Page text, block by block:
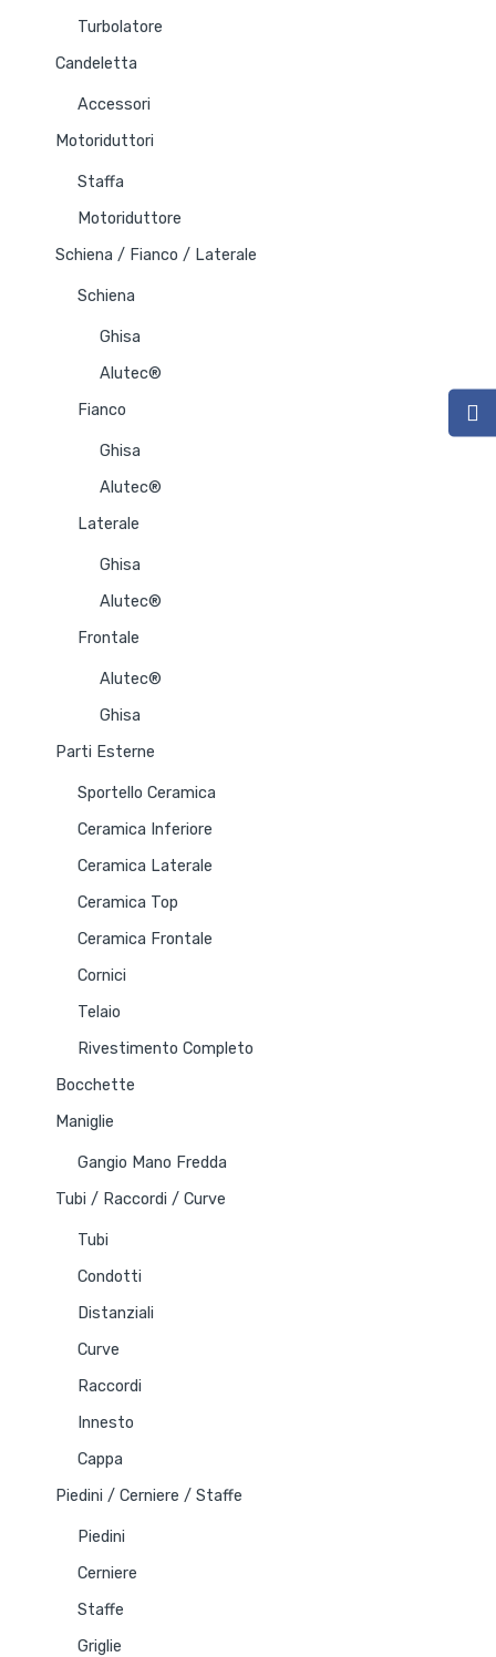
Turbolatore
Candeletta
Accessori
Motoriduttori
Staffa
Motoriduttore
Schiena / Fianco / Laterale
Schiena
Ghisa
Alutec®
Fianco
Ghisa
Alutec®
Laterale
Ghisa
Alutec®
Frontale
Alutec®
Ghisa
Parti Esterne
Sportello Ceramica
Ceramica Inferiore
Ceramica Laterale
Ceramica Top
Ceramica Frontale
Cornici
Telaio
Rivestimento Completo
Bocchette
Maniglie
Gangio Mano Fredda
Tubi / Raccordi / Curve
Tubi
Condotti
Distanziali
Curve
Raccordi
Innesto
Cappa
Piedini / Cerniere / Staffe
Piedini
Cerniere
Staffe
Griglie